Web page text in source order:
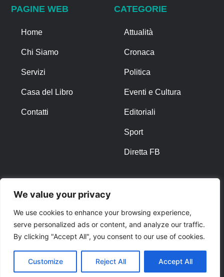
We value your privacy
We use cookies to enhance your browsing experience,
serve personalized ads or content, and analyze our traffic.
By clicking "Accept All", you consent to our use of cookies.
Customize Reject All Accept All
PAGINE WEB
Home
Chi Siamo
Servizi
Casa del Libro
Contatti
CATEGORIE
Attualità
Cronaca
Politica
Eventi e Cultura
Editoriali
Sport
Diretta FB
Privacy Policy